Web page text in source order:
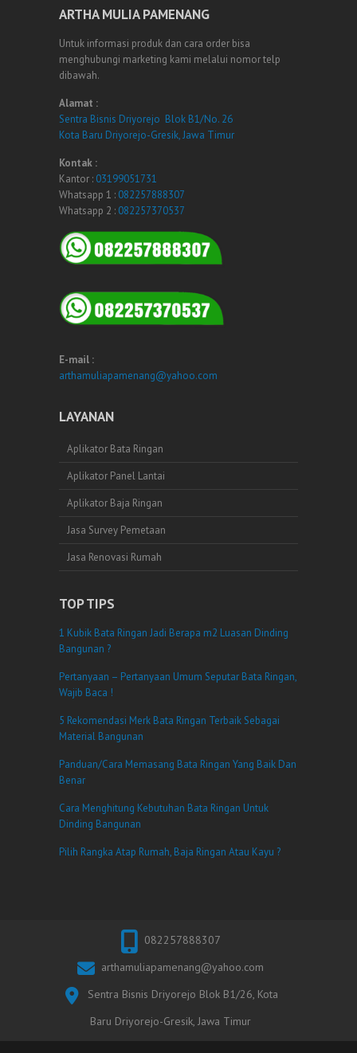
ARTHA MULIA PAMENANG
Untuk informasi produk dan cara order bisa
menghubungi marketing kami melalui nomor telp
dibawah.
Alamat :
Sentra Bisnis Driyorejo Blok B1/No. 26
Kota Baru Driyorejo-Gresik, Jawa Timur
Kontak :
Kantor : 03199051731
Whatsapp 1 : 082257888307
Whatsapp 2 : 082257370537
E-mail :
arthamuliapamenang@yahoo.com
LAYANAN
Aplikator Bata Ringan
Aplikator Panel Lantai
Aplikator Baja Ringan
Jasa Survey Pemetaan
Jasa Renovasi Rumah
TOP TIPS
1 Kubik Bata Ringan Jadi Berapa m2 Luasan Dinding
Bangunan ?
Pertanyaan – Pertanyaan Umum Seputar Bata Ringan,
Wajib Baca !
5 Rekomendasi Merk Bata Ringan Terbaik Sebagai
Material Bangunan
Panduan/Cara Memasang Bata Ringan Yang Baik Dan
Benar
Cara Menghitung Kebutuhan Bata Ringan Untuk
Dinding Bangunan
Pilih Rangka Atap Rumah, Baja Ringan Atau Kayu ?
082257888307
arthamuliapamenang@yahoo.com
Sentra Bisnis Driyorejo Blok B1/26, Kota
Baru Driyorejo-Gresik, Jawa Timur